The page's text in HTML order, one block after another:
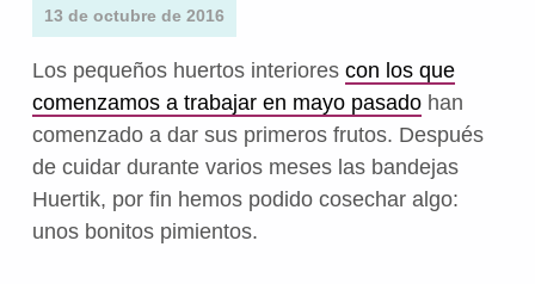
13 de octubre de 2016
Los pequeños huertos interiores con los que
comenzamos a trabajar en mayo pasadohan
comenzado a dar sus primeros frutos. Después
de cuidar durante varios meses las bandejas
Huertik, por fin hemos podido cosechar algo:
unos bonitos pimientos.